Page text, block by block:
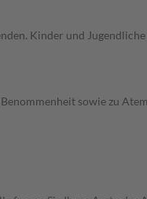
Kinder und
sowie zu